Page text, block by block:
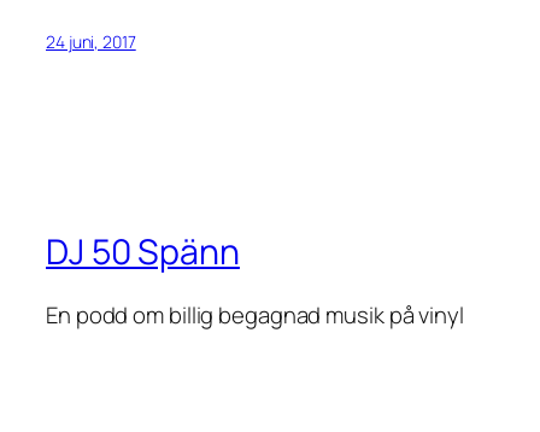
24 juni, 2017
DJ 50 Spänn
En podd om billig begagnad musik på vinyl